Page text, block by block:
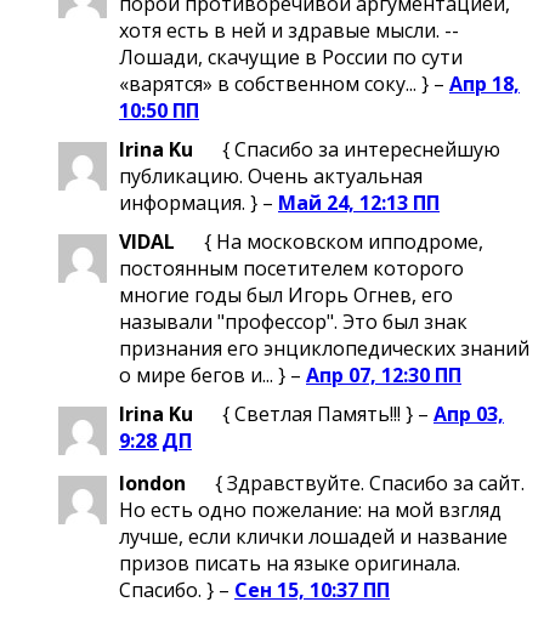
хотя есть в ней и здравые мысли. --
Лошади, скачущие в России по сути
«варятся» в собственном соку... } – Апр 18,
10:50 ПП
Irina Ku
{ Спасибо за интереснейшую
публикацию. Очень актуальная
информация. } – Май 24, 12:13 ПП
VIDAL
{ На московском ипподроме,
постоянным посетителем которого
многие годы был Игорь Огнев, его
называли "профессор". Это был знак
признания его энциклопедических знаний
о мире бегов и... } – Апр 07, 12:30 ПП
Irina Ku
{ Светлая Память!!! } – Апр 03,
9:28 ДП
london
{ Здравствуйте. Спасибо за сайт.
Но есть одно пожелание: на мой взгляд
лучше, если клички лошадей и название
призов писать на языке оригинала.
Спасибо. } – Сен 15, 10:37 ПП